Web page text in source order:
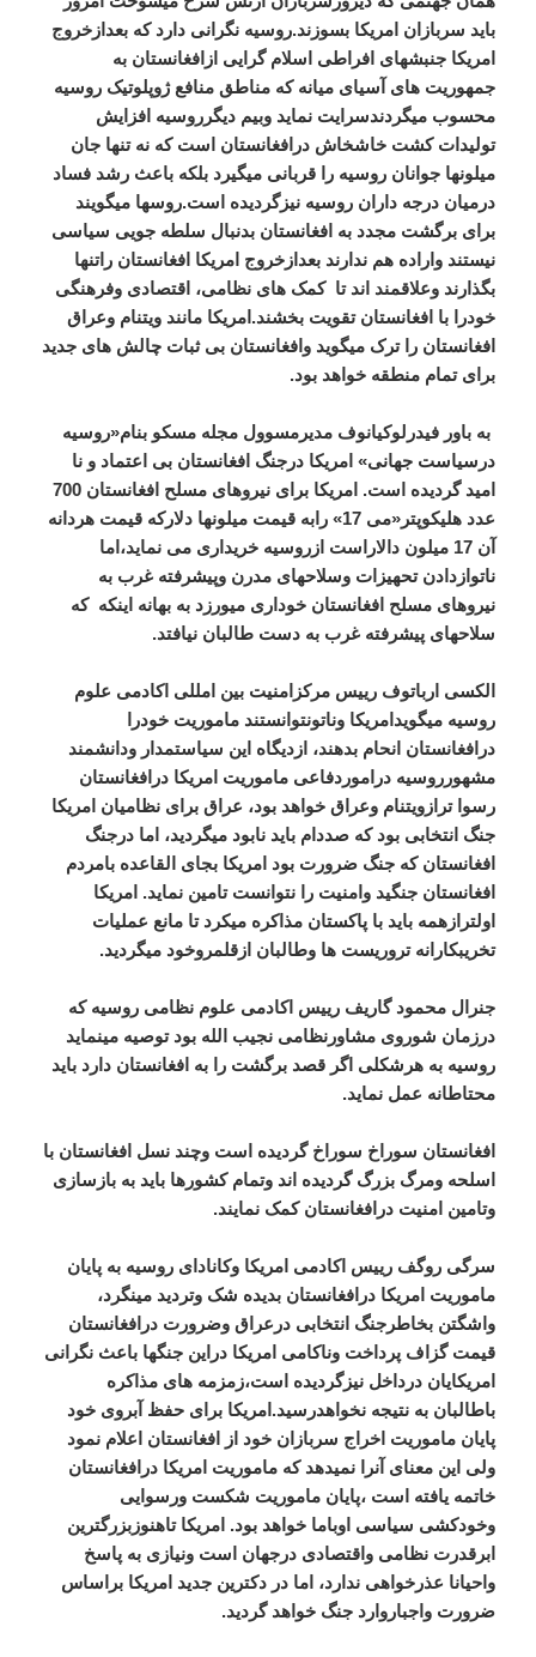
باید سربازان امریکا بسوزند.روسیه نگرانی دارد که بعدازخروج
امریکا جنبشهای افراطی اسلام گرایی ازافغانستان به
جمهوریت های آسیای میانه که مناطق منافع ژوپلوتیک روسیه
محسوب میگردندسرایت نماید وبیم دیگرروسیه افزایش
تولیدات کشت خاشخاش درافغانستان است که نه تنها جان
میلونها جوانان روسیه را قربانی میگیرد بلکه باعث رشد فساد
درمیان درجه داران روسیه نیزگردیده است.روسها میگویند
برای برگشت مجدد به افغانستان بدنبال سلطه جویی سیاسی
نیستند واراده هم ندارند بعدازخروج امریکا افغانستان راتنها
بگذارند وعلاقمند اند تا کمک های نظامی، اقتصادی وفرهنگی
خودرا با افغانستان تقویت بخشند.امریکا مانند ویتنام وعراق
افغانستان را ترک میگوید وافغانستان بی ثبات چالش های جدید
برای تمام منطقه خواهد بود.
به باور فیدرلوکیانوف مدیرمسوول مجله مسکو بنام«روسیه
درسیاست جهانی» امریکا درجنگ افغانستان بی اعتماد و نا
امید گردیده است. امریکا برای نیروهای مسلح افغانستان 700
عدد هلیکوپتر«می 17» رابه قیمت میلونها دلارکه قیمت هردانه
آن 17 میلون دالاراست ازروسیه خریداری می نماید،اما
ناتوازدادن تحهیزات وسلاحهای مدرن وپیشرفته غرب به
نیروهای مسلح افغانستان خوداری میورزد به بهانه اینکه که
سلاحهای پیشرفته غرب به دست طالبان نیافتد.
الکسی ارباتوف رییس مرکزامنیت بین امللی اکادمی علوم
روسیه میگویدامریکا وناتونتوانستند ماموریت خودرا
درافغانستان انحام بدهند، ازدیگاه این سیاستمدار ودانشمند
مشهورروسیه دراموردفاعی ماموریت امریکا درافغانستان
رسوا ترازویتنام وعراق خواهد بود، عراق برای نظامیان امریکا
جنگ انتخابی بود که صددام باید نابود میگردید، اما درجنگ
افغانستان که جنگ ضرورت بود امریکا بجای القاعده بامردم
افغانستان جنگید وامنیت را نتوانست تامین نماید. امریکا
اولترازهمه باید با پاکستان مذاکره میکرد تا مانع عملیات
تخریبکارانه تروریست ها وطالبان ازقلمروخود میگردید.
جنرال محمود گاریف رییس اکادمی علوم نظامی روسیه که
درزمان شوروی مشاورنظامی نجیب الله بود توصیه مینماید
روسیه به هرشکلی اگر قصد برگشت را به افغانستان دارد باید
محتاطانه عمل نماید.
افغانستان سوراخ سوراخ گردیده است وچند نسل افغانستان با
اسلحه ومرگ بزرگ گردیده اند وتمام کشورها باید به بازسازی
وتامین امنیت درافغانستان کمک نمایند.
سرگی روگف رییس اکادمی امریکا وکانادای روسیه به پایان
ماموریت امریکا درافغانستان بدیده شک وتردید مینگرد،
واشگتن بخاطرجنگ انتخابی درعراق وضرورت درافغانستان
قیمت گزاف پرداخت وناکامی امریکا دراین جنگها باعث نگرانی
امریکایان درداخل نیزگردیده است،زمزمه های مذاکره
باطالبان به نتیجه نخواهدرسید.امریکا برای حفظ آبروی خود
پایان ماموریت اخراج سربازان خود از افغانستان اعلام نمود
ولی این معنای آنرا نمیدهد که ماموریت امریکا درافغانستان
خاتمه یافته است ،پایان ماموریت شکست ورسوایی
وخودکشی سیاسی اوباما خواهد بود. امریکا تاهنوزبزرگترین
ابرقدرت نظامی واقتصادی درجهان است ونیازی به پاسخ
واحیانا عذرخواهی ندارد، اما در دکترین جدید امریکا براساس
ضرورت واجباروارد جنگ خواهد گردید.